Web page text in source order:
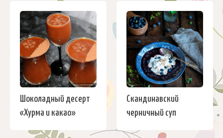
Шоколадный десерт
«Хурма и какао»
Скандинавский
черничный суп